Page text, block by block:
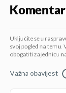
Uključite se u
svoj pogled na
obogatiti zajednicu
Važna obavijest